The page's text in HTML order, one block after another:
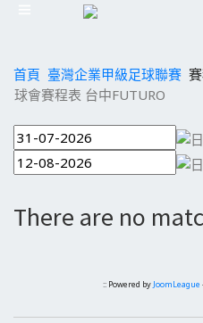
首頁 臺灣企業甲級足球聯賽
球會賽程表 台中FUTURO
There are no
:: Powered by JoomLeague